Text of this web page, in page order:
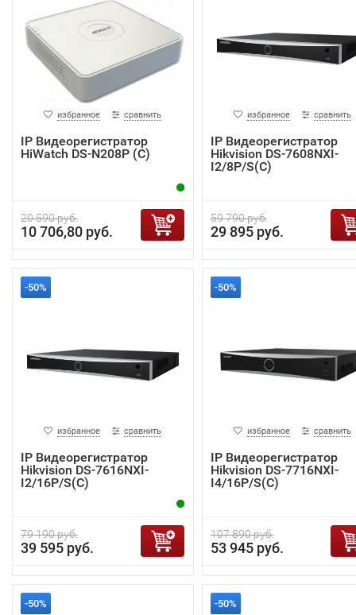
избранное сравнить
IP Видеорегистратор
HiWatch DS-N208P (C)
20 590 руб.
10 706,80 руб.
избранное сравнить
IP Видеорегистратор
Hikvision DS-7608NXI-
I2/8P/S(C)
59 790 руб.
29 895 руб.
-50%
избранное сравнить
IP Видеорегистратор
Hikvision DS-7616NXI-
I2/16P/S(C)
79 190 руб.
39 595 руб.
-50%
избранное сравнить
IP Видеорегистратор
Hikvision DS-7716NXI-
I4/16P/S(C)
107 890 руб.
53 945 руб.
-50% -50%